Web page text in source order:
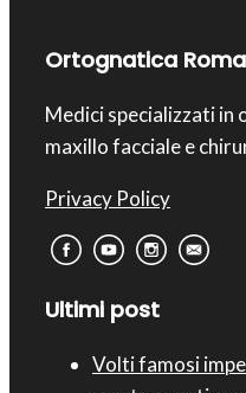
Ortognatica Roma
Medici specializzati
maxillo facciale e
Privacy Policy
Ultimi post
Volti famosi